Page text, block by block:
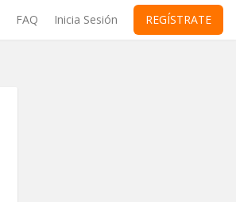
FAQ Inicia Sesión REGÍSTRATE